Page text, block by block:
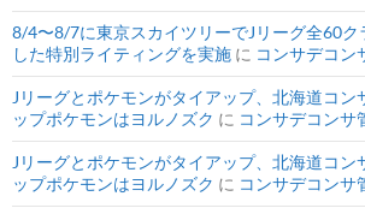
8/4〜8/7に東京スカイツリーでJリーグ全60ク
した特別ライティングを実施 に コンサデコン
Jリーグとポケモンがタイアップ、北海道コン
ップポケモンはヨルノズク に コンサデコンサ
Jリーグとポケモンがタイアップ、北海道コン
ップポケモンはヨルノズク に コンサデコンサ